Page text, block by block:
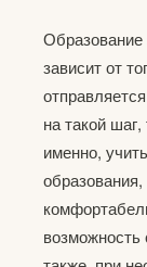
Образование
зависит от
на такой
именно,